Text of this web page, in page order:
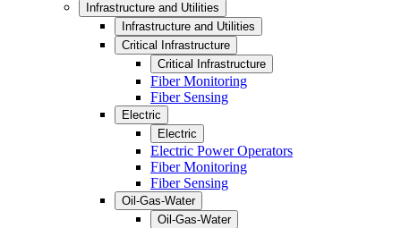
Infrastructure and Utilities
Infrastructure and Utilities
Critical Infrastructure
Critical Infrastructure
Fiber Monitoring
Fiber Sensing
Electric
Electric
Electric Power Operators
Fiber Monitoring
Fiber Sensing
Oil-Gas-Water
Oil-Gas-Water